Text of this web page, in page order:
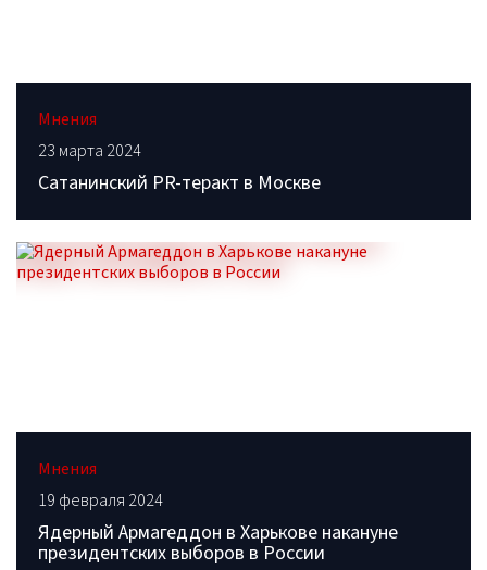
Мнения
23 марта 2024
Сатанинский PR-теракт в Москве
Мнения
19 февраля 2024
Ядерный Армагеддон в Харькове накануне
президентских выборов в России